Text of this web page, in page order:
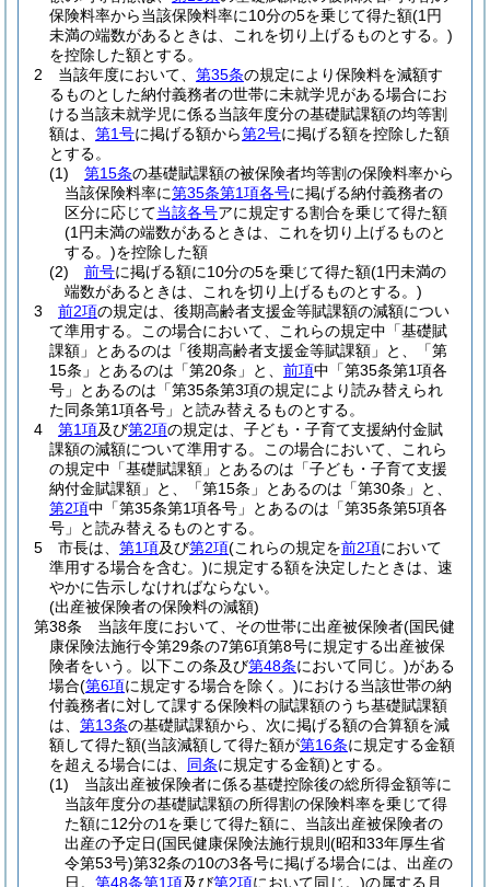
保険料率から当該保険料率に10分の5を乗じて得た額(1円
未満の端数があるときは、これを切り上げるものとする。)
を控除した額とする。
2
当該年度において、 第35条の規定により保険料を減額す
るものとした納付義務者の世帯に未就学児がある場合にお
ける当該未就学児に係る当該年度分の基礎賦課額の均等割
額は、 第1号に掲げる額から第2号に掲げる額を控除した額
とする。
(1)
第15条の基礎賦課額の被保険者均等割の保険料率から
当該保険料率に第35条第1項各号に掲げる納付義務者の
区分に応じて当該各号アに規定する割合を乗じて得た額
(1円未満の端数があるときは、これを切り上げるものと
する。)を控除した額
(2)
前号に掲げる額に10分の5を乗じて得た額(1円未満の
端数があるときは、これを切り上げるものとする。)
3
前2項の規定は、後期高齢者支援金等賦課額の減額につい
て準用する。
この場合において、これらの規定中「基礎賦
課額」とあるのは「後期高齢者支援金等賦課額」と、「第
15条」とあるのは「第20条」と、 前項中「第35条第1項各
号」とあるのは「第35条第3項の規定により読み替えられ
た同条第1項各号」と読み替えるものとする。
4
第1項及び第2項の規定は、子ども・子育て支援納付金賦
課額の減額について準用する。
この場合において、これら
の規定中「基礎賦課額」とあるのは「子ども・子育て支援
納付金賦課額」と、「第15条」とあるのは「第30条」と、
第2項中「第35条第1項各号」とあるのは「第35条第5項各
号」と読み替えるものとする。
5
市長は、 第1項及び第2項(これらの規定を前2項において
準用する場合を含む。)に規定する額を決定したときは、速
やかに告示しなければならない。
(出産被保険者の保険料の減額)
第38条
当該年度において、その世帯に出産被保険者(国民健
康保険法施行令第29条の7第6項第8号に規定する出産被保
険者をいう。以下この条及び第48条において同じ。)がある
場合(第6項に規定する場合を除く。)における当該世帯の納
付義務者に対して課する保険料の賦課額のうち基礎賦課額
は、 第13条の基礎賦課額から、次に掲げる額の合算額を減
額して得た額(当該減額して得た額が第16条に規定する金額
を超える場合には、 同条に規定する金額)とする。
(1)
当該出産被保険者に係る基礎控除後の総所得金額等に
当該年度分の基礎賦課額の所得割の保険料率を乗じて得
た額に12分の1を乗じて得た額に、当該出産被保険者の
出産の予定日(国民健康保険法施行規則 (昭和33年厚生省
令第53号)第32条の10の3各号に掲げる場合には、出産の
日。 第48条第1項及び第2項において同じ。)の属する月